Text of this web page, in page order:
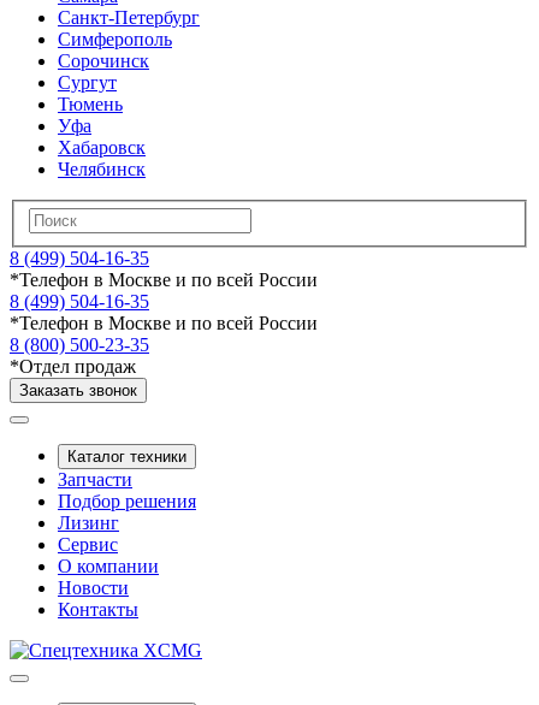
Санкт-Петербург
Симферополь
Сорочинск
Сургут
Тюмень
Уфа
Хабаровск
Челябинск
8 (499) 504-16-35
*Телефон в Москве и по всей России
8 (499) 504-16-35
*Телефон в Москве и по всей России
8 (800) 500-23-35
*Отдел продаж
Заказать звонок
Каталог техники
Запчасти
Подбор решения
Лизинг
Сервис
О компании
Новости
Контакты